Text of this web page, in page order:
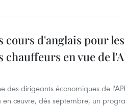
cours d'anglais pour les
en vue de
des dirigeants économiques de
en œuvre, dès septembre, un